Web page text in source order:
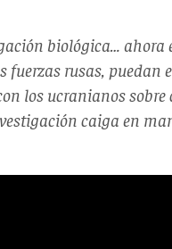
biológica… ahora
fuerzas rusas, puedan
los ucranianos sobre
caiga en